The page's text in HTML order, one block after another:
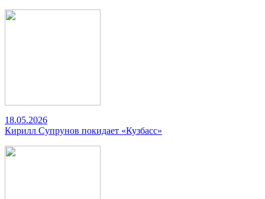
18.05.2026
Кирилл Супрунов покидает «Кузбасс»